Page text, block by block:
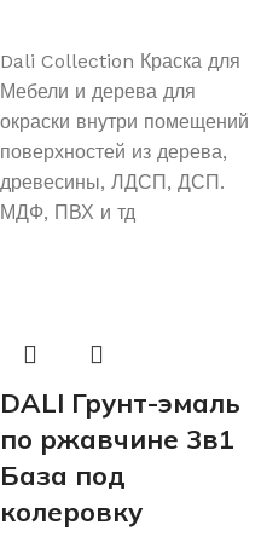
Dali Collection Краска для
Мебели и дерева для
окраски внутри помещений
поверхностей из дерева,
древесины, ЛДСП, ДСП.
МДФ, ПВХ и тд
DALI Грунт-эмаль
по ржавчине 3в1
База под
колеровку